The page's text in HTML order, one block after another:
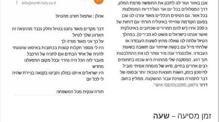
זמן מסיעה –שעה